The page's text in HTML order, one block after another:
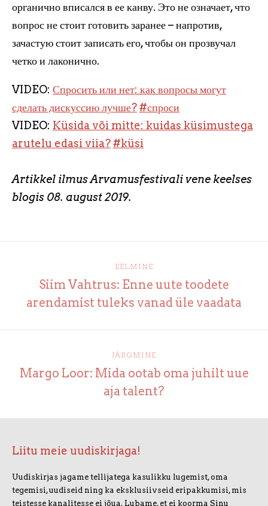
органично вписался в ее канву. Это не означает, что
вопрос не стоит готовить заранее – напротив,
зачастую стоит записать его, чтобы он прозвучал
четко и лаконично.
VIDEO: Спросить или нет: как вопросы могут
сделать дискуссию лучше?#спроси
VIDEO: Küsida või mitte: kuidas küsimustega
arutelu edasi viia?#küsi
Artikkel ilmus Arvamusfestivali vene keelses
blogis 08. august 2019.
EELMINE
Siim Vahtrus: Enne uute toodete
arendamist tuleks vanad üle vaadata
JÄRGMINE
Margo Loor: Mida ootab oma juhilt uue
aja talent?
Liitu meie uudiskirjaga!
Uudiskirjas jagame tellijatega kasulikku lugemist, oma
tegemisi, uudiseid ning ka eksklusiivseid eripakkumisi, mis
teistesse kanalitesse ei jõua. Lubame, et ei koorma Sinu